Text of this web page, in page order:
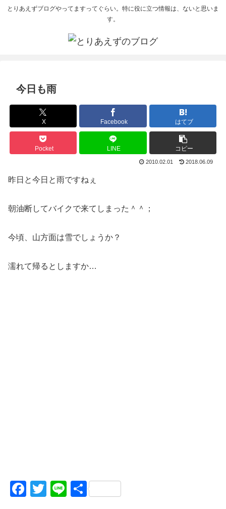
とりあえずブログやってますってぐらい。特に役に立つ情報は、ないと思いま
す。
今日も雨
X Facebook はてブ
Pocket LINE コピー
2010.02.01 2018.06.09
昨日と今日と雨ですねぇ
朝油断してバイクで来てしまった＾＾；
今頃、山方面は雪でしょうか？
濡れて帰るとしますか…
F
T
Li 共